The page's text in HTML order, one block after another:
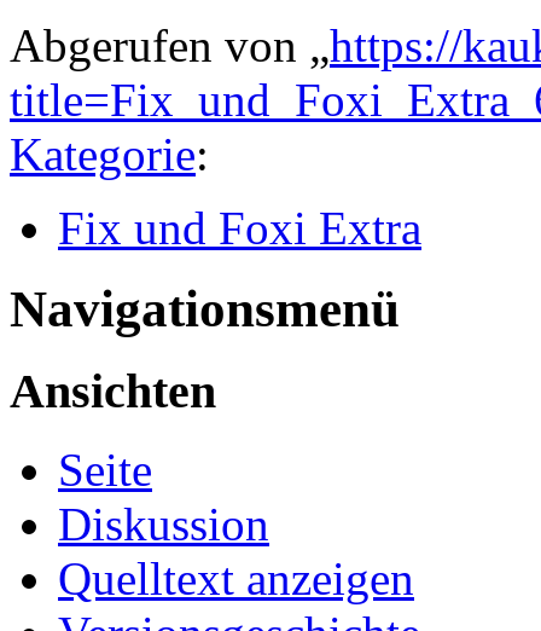
Abgerufen von „https://
Kategorie:
Fix und Foxi Extra
Navigationsmenü
Ansichten
Seite
Diskussion
Quelltext anzeigen